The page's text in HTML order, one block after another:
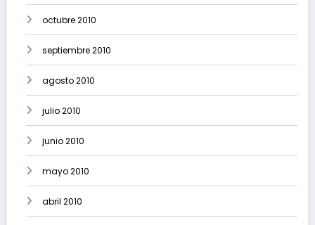
octubre 2010
septiembre 2010
agosto 2010
julio 2010
junio 2010
mayo 2010
abril 2010